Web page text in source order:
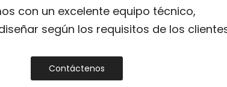
con un excelente equipo técnico,
según los requisitos de los
Contáctenos